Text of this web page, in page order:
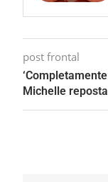
post frontal
Michelle